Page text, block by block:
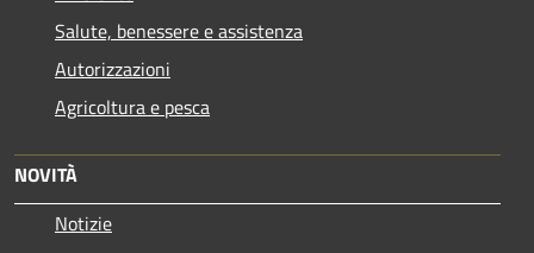
Salute, benessere e assistenza
Autorizzazioni
Agricoltura e pesca
NOVITÀ
Notizie